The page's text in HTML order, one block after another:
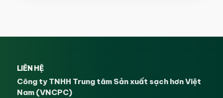
LIÊN HỆ
Công ty TNHH Trung tâm Sản xuất sạch hơn Việt
Nam (VNCPC)